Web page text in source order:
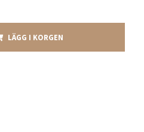
LÄGG I KORGEN